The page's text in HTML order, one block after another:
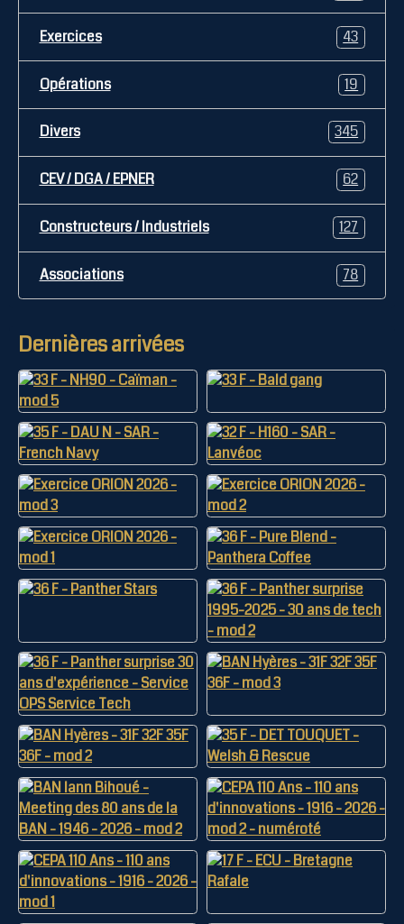
Exercices 43
Opérations 19
Divers 345
CEV / DGA / EPNER 62
Constructeurs / Industriels 127
Associations 78
Dernières arrivées